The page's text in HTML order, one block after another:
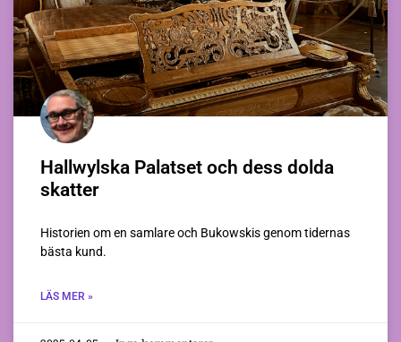
Hallwylska Palatset och dess dolda
skatter
Historien om en samlare och Bukowskis genom tidernas
bästa kund.
LÄS MER »